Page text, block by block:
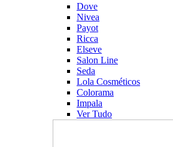
Dove
Nivea
Payot
Ricca
Elseve
Salon Line
Seda
Lola Cosméticos
Colorama
Impala
Ver Tudo